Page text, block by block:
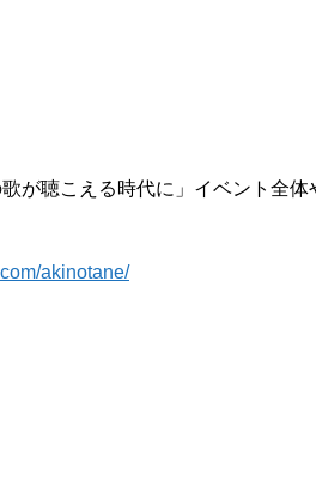
が聴こえる時代に」イベント全
akinotane/